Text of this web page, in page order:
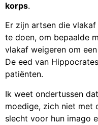
korps.
Er zijn artsen die
te doen, om bepaalde
vlakaf weigeren om
De eed van
patiënten.
Ik weet ondertussen
moedige, zich niet met
slecht voor hun imago